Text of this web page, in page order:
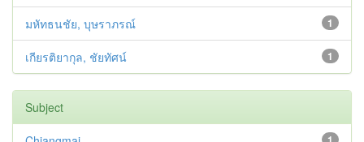
1
มหัทธนชัย, บุษราภรณ์
1
เกียรติยากุล, ชัยทัศน์
Subject